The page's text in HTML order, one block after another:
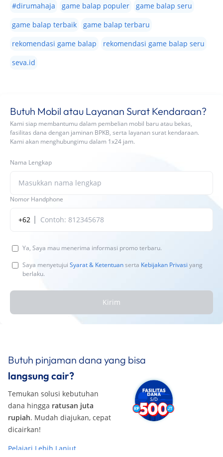
#dirumahaja game balap populer
game balap seru
game balap terbaik
game balap terbaru
rekomendasi game balap
rekomendasi game balap seru
seva.id
Butuh Mobil atau Layanan Surat Kendaraan?
Kami siap membantumu dalam pembelian mobil baru atau bekas,
fasilitas dana dengan jaminan BPKB, serta layanan surat kendaraan.
Kami akan menghubungimu dalam 1x24 jam.
Nama Lengkap
Nomor Handphone
+62
Ya, Saya mau menerima informasi promo terbaru.
Saya menyetujui Syarat & Ketentuanserta Kebijakan Privasi yang
berlaku.
Kirim
Butuh pinjaman dana yang bisa
langsung cair?
Temukan solusi kebutuhan
dana hingga ratusan juta
rupiah. Mudah diajukan, cepat
dicairkan!
Pelajari Lebih Lanjut